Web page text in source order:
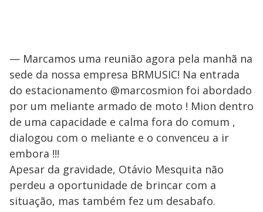
— Marcamos uma reunião agora pela manhã na
sede da nossa empresa BRMUSIC! Na entrada
do estacionamento @marcosmion foi abordado
por um meliante armado de moto ! Mion dentro
de uma capacidade e calma fora do comum ,
dialogou com o meliante e o convenceu a ir
embora !!!
Apesar da gravidade, Otávio Mesquita não
perdeu a oportunidade de brincar com a
situação, mas também fez um desabafo.